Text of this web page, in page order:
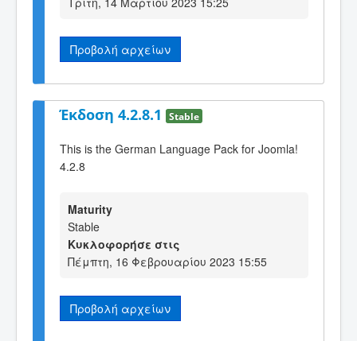
Προβολή αρχείων
Έκδοση 4.2.8.1 Stable
This is the German Language Pack for Joomla!
4.2.8
Maturity
Stable
Κυκλοφορήσε στις
Πέμπτη, 16 Φεβρουαρίου 2023 15:55
Προβολή αρχείων